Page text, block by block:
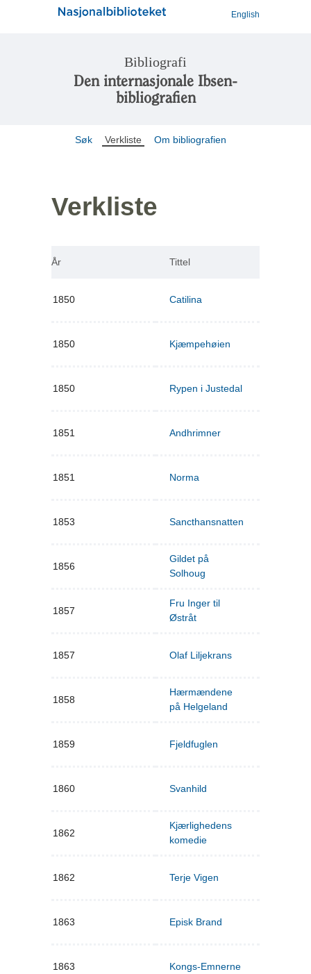
English
Bibliografi
Den internasjonale Ibsen-
bibliografien
Søk Verkliste Om bibliografien
Verkliste
År Tittel
1850 Catilina
1850 Kjæmpehøien
1850 Rypen i Justedal
1851 Andhrimner
1851 Norma
1853 Sancthansnatten
1856
Gildet på
Solhoug
1857
Fru Inger til
Østråt
1857 Olaf Liljekrans
1858
Hærmændene
på Helgeland
1859 Fjeldfuglen
1860 Svanhild
1862
Kjærlighedens
komedie
1862 Terje Vigen
1863 Episk Brand
1863 Kongs-Emnerne